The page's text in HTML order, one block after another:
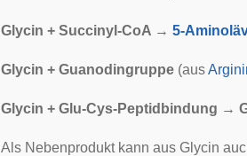
Glycin + Succinyl-CoA → 5-
Glycin + Guanodingruppe (aus
Glycin + Glu-Cys-Peptidbindung →
Als Nebenprodukt kann aus Glycin